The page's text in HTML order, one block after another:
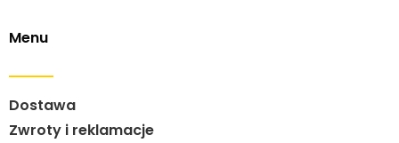
Menu
Dostawa
Zwroty i reklamacje